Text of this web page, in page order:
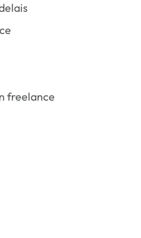
freelance